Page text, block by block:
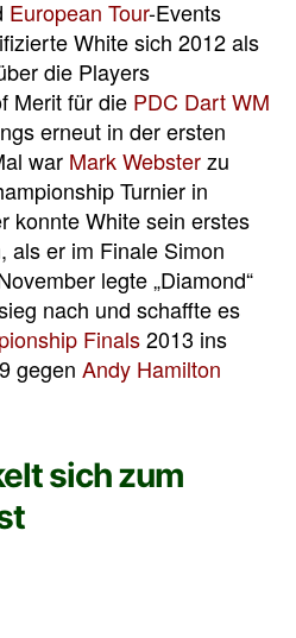
European Tour-Events
White sich 2012 als
die Players
Merit für die PDC Dart WM
erneut in der ersten
war Mark Websterzu
Turnier in
konnte White sein erstes
als er im Finale Simon
legte „Diamond“
nach und schaffte es
Finals2013 ins
gegen Andy Hamilton
sich zum